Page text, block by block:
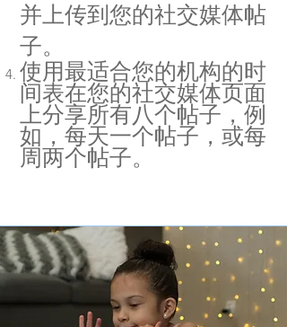
并上传到您的社交媒体帖
子。
使用最适合您的机构的时
间表在您的社交媒体页面
上分享所有八个帖子，例
如，每天一个帖子，或每
周两个帖子。